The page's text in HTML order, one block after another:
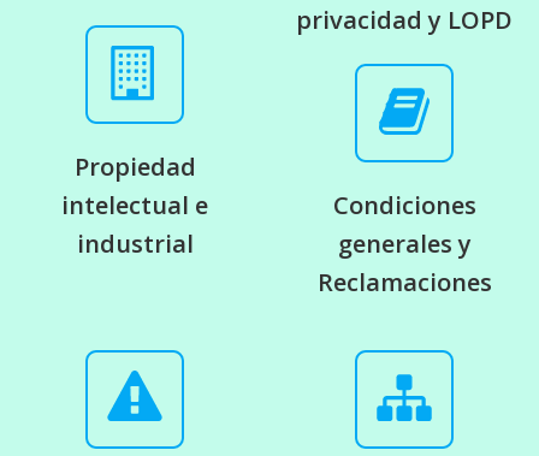
Propiedad
intelectual e
industrial
privacidad y LOPD
Condiciones
generales y
Reclamaciones